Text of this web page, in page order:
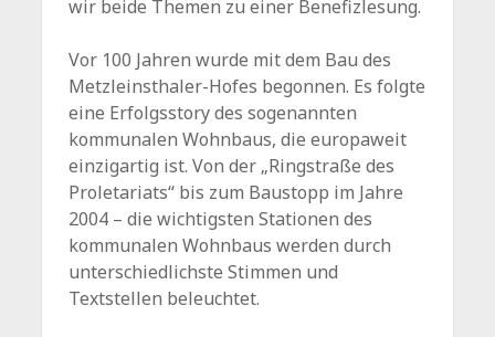
wir beide Themen zu einer Benefizlesung.
Vor 100 Jahren wurde mit dem Bau des
Metzleinsthaler-Hofes begonnen. Es folgte
eine Erfolgsstory des sogenannten
kommunalen Wohnbaus, die europaweit
einzigartig ist. Von der „Ringstraße des
Proletariats“ bis zum Baustopp im Jahre
2004 – die wichtigsten Stationen des
kommunalen Wohnbaus werden durch
unterschiedlichste Stimmen und
Textstellen beleuchtet.